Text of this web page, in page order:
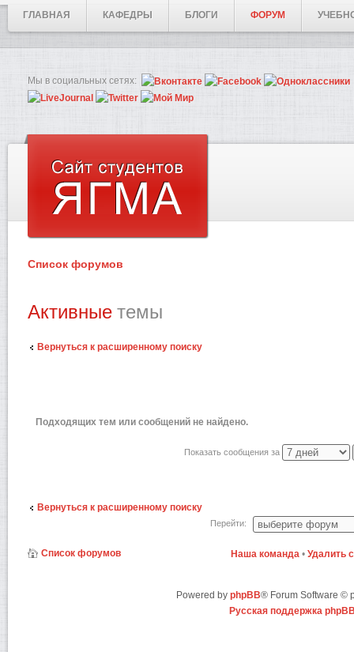
ГЛАВНАЯ КАФЕДРЫ БЛОГИ ФОРУМ
Мы в социальных сетях:
Список форумов
Активные темы
Вернуться к расширенному поиску
Подходящих тем или сообщений не найдено.
Показать сообщения за
Вернуться к расширенному поиску
Перейти:
Список форумов Наша команда • Удалить
Powered by phpBB® Forum Software ©
Русская поддержка